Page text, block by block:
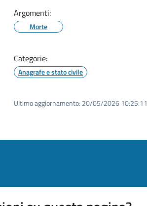
Argomenti:
Morte
Categorie:
Anagrafe e stato civile
Ultimo aggiornamento: 20/05/2026 10:25.11